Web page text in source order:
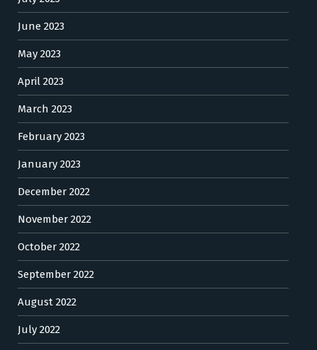
June 2023
May 2023
April 2023
March 2023
February 2023
January 2023
December 2022
November 2022
October 2022
September 2022
August 2022
July 2022